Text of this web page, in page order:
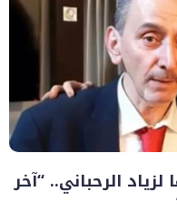
الرحباني.. “آخر